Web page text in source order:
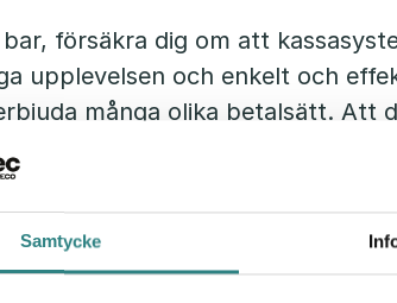
Samtycke
försäkra dig om att
upplevelsen och enkelt och
många olika betalsätt. Att
är väldigt viktigt, och att du
barpersonalen kan hålla ett bra
ökad lönsamhet